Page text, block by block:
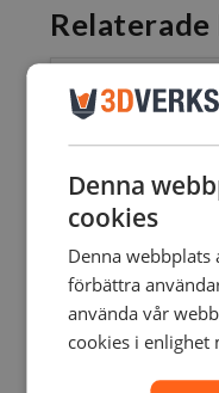
Denna
cookies
Denna webbplats
förbättra
använda vår
cookies i enlighet